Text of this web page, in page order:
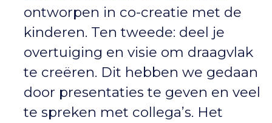
ontworpen in co-creatie met de
kinderen. Ten tweede: deel je
overtuiging en visie om draagvlak
te creëren. Dit hebben we gedaan
door presentaties te geven en veel
te spreken met collega’s. Het